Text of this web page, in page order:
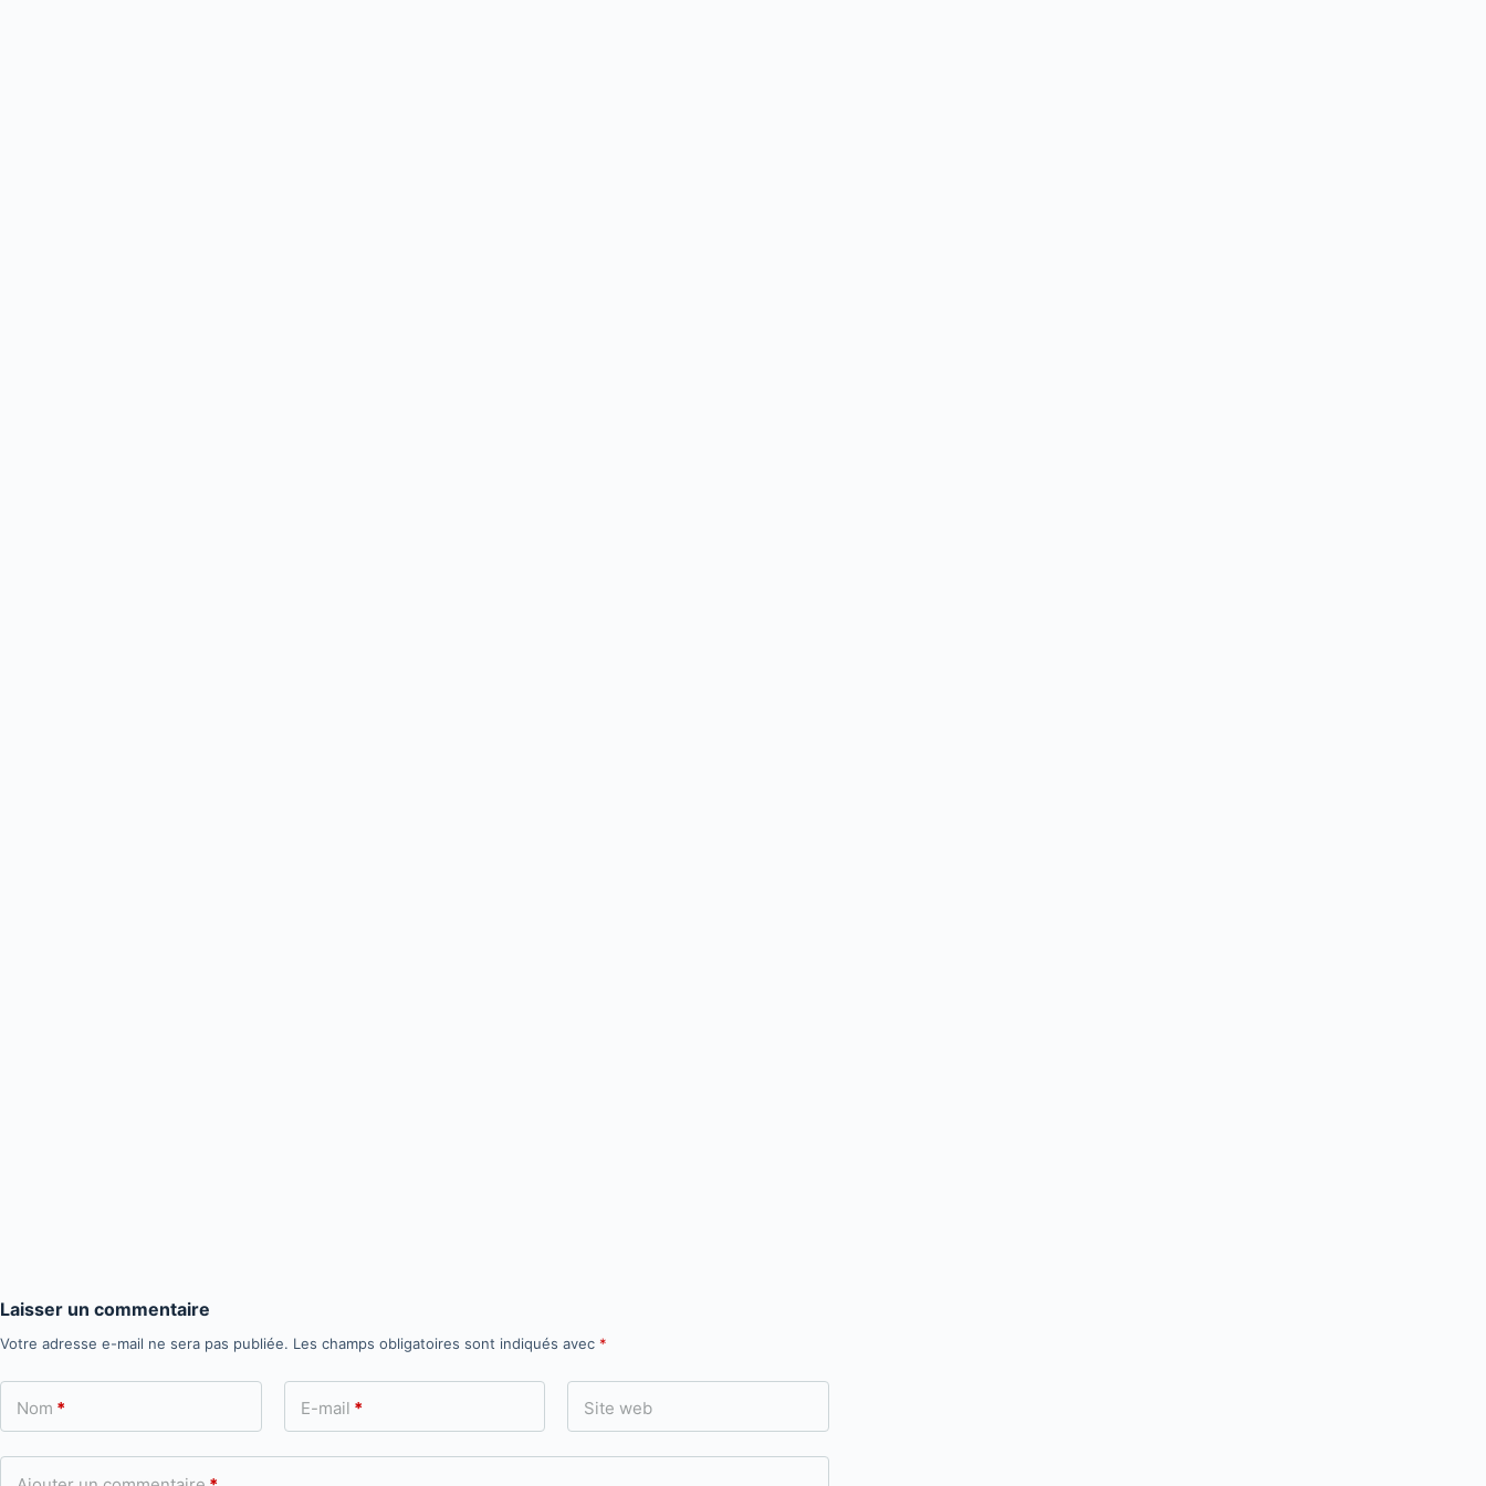
Laisser un commentaire
Votre adresse e-mail ne sera pas publiée. Les champs obligatoires sont indiqués avec *
Nom * E-mail * Site web